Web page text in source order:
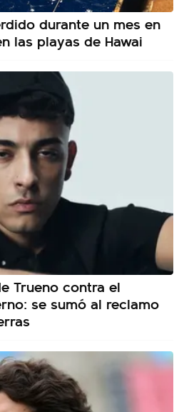
durante un mes en
las playas de Hawai
Trueno contra el
se sumó al reclamo